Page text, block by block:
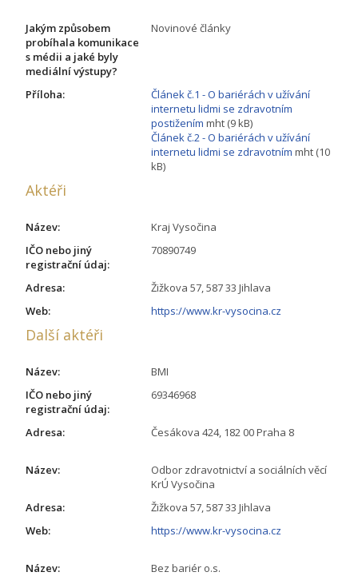
Jakým způsobem
probíhala komunikace
s médii a jaké byly
mediální výstupy?
Novinové články
Příloha:
Článek č.1 - O bariérách v užívání
internetu lidmi se zdravotním
postižením mht (9 kB)
Článek č.2 - O bariérách v užívání
internetu lidmi se zdravotním mht (10
kB)
Aktéři
Název:
Kraj Vysočina
IČO nebo jiný
registrační údaj:
70890749
Adresa:
Žižkova 57, 587 33 Jihlava
Web:
https://www.kr-vysocina.cz
Další aktéři
Název:
BMI
IČO nebo jiný
registrační údaj:
69346968
Adresa: Česákova 424, 182 00 Praha 8
Název:
Odbor zdravotnictví a sociálních věcí
KrÚ Vysočina
Adresa:
Žižkova 57, 587 33 Jihlava
Web:
https://www.kr-vysocina.cz
Název:
Bez bariér o.s.